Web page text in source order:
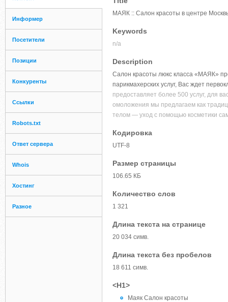
Информер
Посетители
Позиции
Конкуренты
Ссылки
Robots.txt
Ответ сервера
Whois
Хостинг
Разное
МАЯК :: Салон красоты в центре
Keywords
n/a
Description
Салон красоты люкс класса «МАЯК»
парикмахерских услуг, Вас ждет
предоставляет более 500 услуг, для
омоложения мы предлагаем как
телом — уход с помощью косметики
Кодировка
UTF-8
Размер страницы
106.65 КБ
Количество слов
1 321
Длина текста на странице
20 034 симв.
Длина текста без пробелов
18 611 симв.
<H1>
Маяк Салон красоты